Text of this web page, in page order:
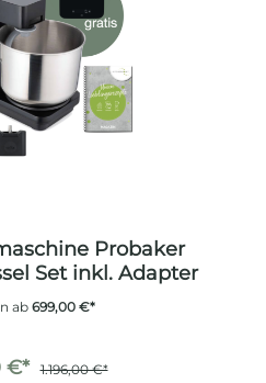
Probaker
Set inkl. Adapter
ab 699,00 €*
€* 1.196,00 €*